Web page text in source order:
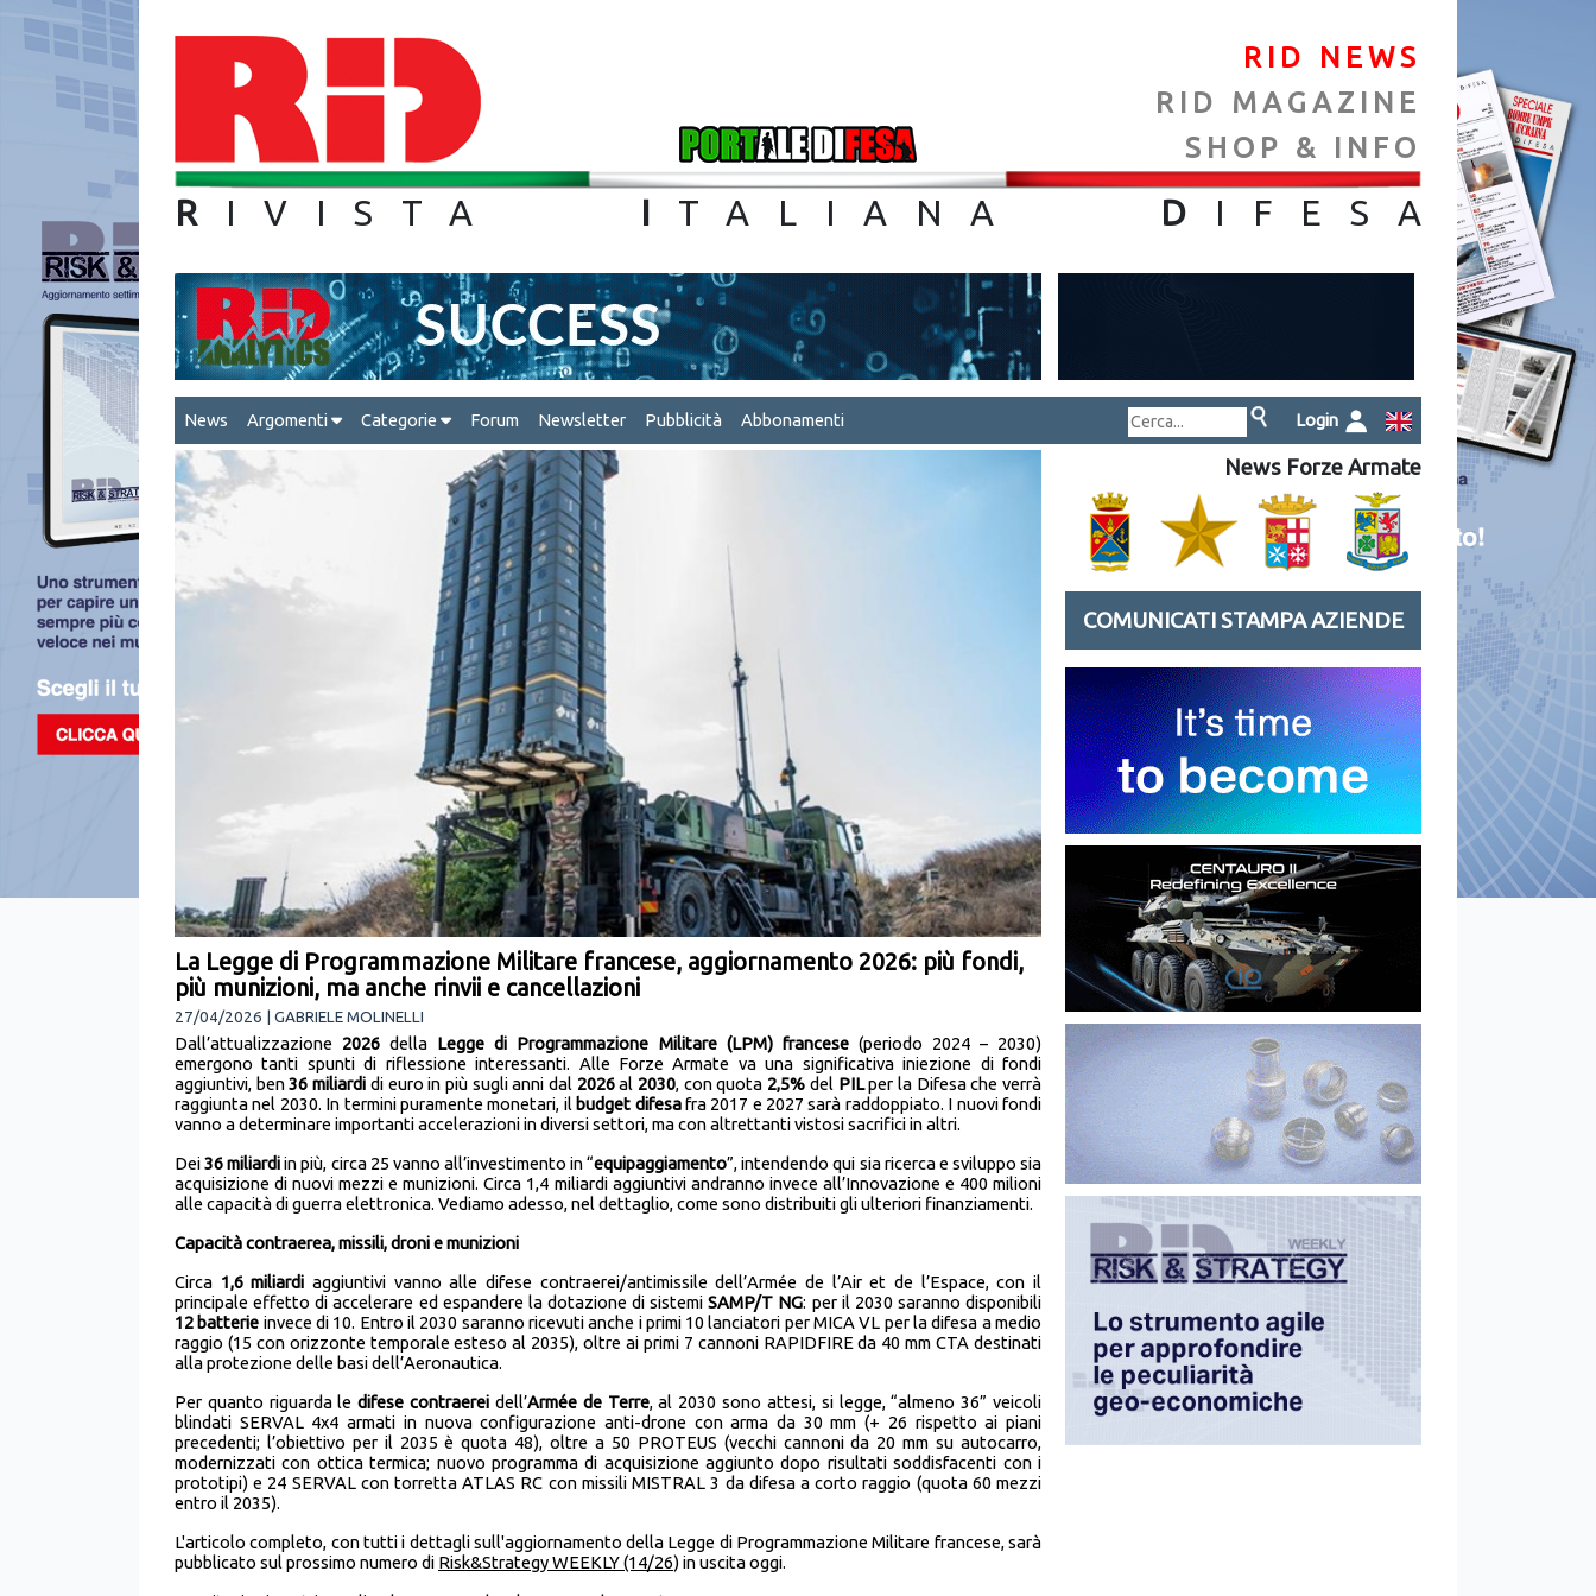
RID NEWS
RID MAGAZINE
SHOP & INFO
R IVISTA I TALIANA D IFES A
News Argomenti Categorie Forum Newsletter Pubblicità Abbonamenti Login
La Legge di Programmazione Militare francese, aggiornamento 2026: più fondi,
più munizioni, ma anche rinvii e cancellazioni
27/04/2026 | GABRIELE MOLINELLI
Dall’attualizzazione 2026 della Legge di Programmazione Militare (LPM) francese(periodo 2024 – 2030)
emergono tanti spunti di riflessione interessanti. Alle Forze Armate va una significativa iniezione di fondi
aggiuntivi, ben36 miliardi di euro in più sugli anni dal 2026al 2030, con quota 2,5% del PILper la Difesa che verrà
raggiunta nel 2030. In termini puramente monetari, il budget difesafra 2017 e 2027 sarà raddoppiato. I nuovi fondi
vanno a determinare importanti accelerazioni in diversi settori, ma con altrettanti vistosi sacrifici in altri.
Dei36 miliardiin più, circa 25 vanno all’investimento in “equipaggiamento”, intendendo qui sia ricerca e sviluppo sia
acquisizione di nuovi mezzi e munizioni. Circa 1,4 miliardi aggiuntivi andranno invece all’Innovazione e 400 milioni
alle capacità di guerra elettronica. Vediamo adesso, nel dettaglio, come sono distribuiti gli ulteriori finanziamenti.
Capacità contraerea, missili, droni e munizioni
Circa 1,6 miliardi aggiuntivi vanno alle difese contraerei/antimissile dell’Armée de l’Air et de l’Espace, con il
principale effetto di accelerare ed espandere la dotazione di sistemiSAMP/T NG: per il 2030 saranno disponibili
12 batterie invece di 10. Entro il 2030 saranno ricevuti anche i primi 10 lanciatori per MICA VL per la difesa a medio
raggio (15 con orizzonte temporale esteso al 2035), oltre ai primi 7 cannoni RAPIDFIRE da 40 mm CTA destinati
alla protezione delle basi dell’Aeronautica.
Per quanto riguarda ledifese contraerei dell’Armée de Terre, al 2030 sono attesi, si legge, “almeno 36” veicoli
blindati SERVAL 4x4 armati in nuova configurazione anti-drone con arma da 30 mm (+ 26 rispetto ai piani
precedenti; l’obiettivo per il 2035 è quota 48), oltre a 50 PROTEUS (vecchi cannoni da 20 mm su autocarro,
modernizzati con ottica termica; nuovo programma di acquisizione aggiunto dopo risultati soddisfacenti con i
prototipi) e 24 SERVAL con torretta ATLAS RC con missili MISTRAL 3 da difesa a corto raggio (quota 60 mezzi
entro il 2035).
L'articolo completo, con tutti i dettagli sull'aggiornamento della Legge di Programmazione Militare francese, sarà
pubblicato sul prossimo numero di Risk&Strategy WEEKLY (14/26) in uscita oggi.
News Forze Armate
COMUNICATI STAMPA AZIENDE